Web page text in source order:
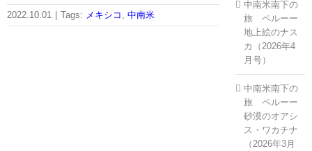
2022.10.01 Tags: メキシコ , 中南米
中南米南下の
旅 ペルーー
地上絵のナス
カ（2026年4
月号）
中南米南下の
旅 ペルーー
砂漠のオアシ
ス・ワカチナ
（2026年3月